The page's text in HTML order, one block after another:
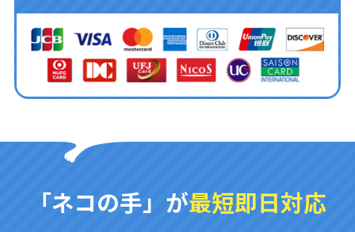
「ネコの手」が最短即日対応